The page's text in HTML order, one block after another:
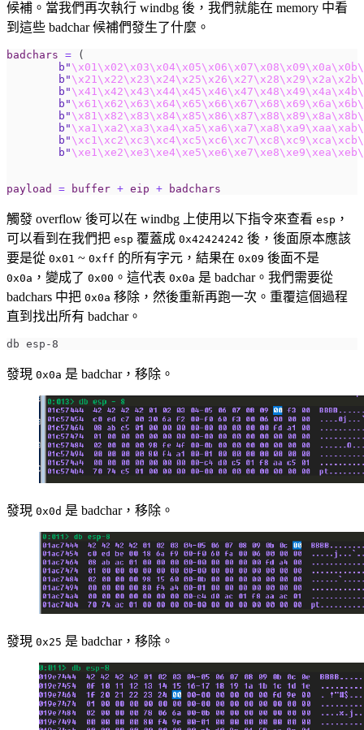
候補。當我們再次執行 windbg 後，我們就能在 memory 中看
到這些 badchar 候補們發生了什麼。
badchars =
(
b "
b "
b "
b "
b "
b "
b "
b "
payload = buffer + eip + badchars
觸發 overflow 後可以在 windbg 上使用以下指令來查看 esp ，
可以看到在我們把 esp 覆蓋成 0x42424242 後，後面原本應該
要是從 0x01 ~ 0xff 的所有字元，結果在 0x09 後面不是
0x0a ，變成了 0x00 。這代表 0x0a 是 badchar。我們需要從
badchars 中把 0x0a 移除，然後重新再跑一次。重覆這個過程
直到找出所有 badchar。
發現 0x0a 是 badchar，移除。
發現 0x0d 是 badchar，移除。
發現 0x25 是 badchar，移除。